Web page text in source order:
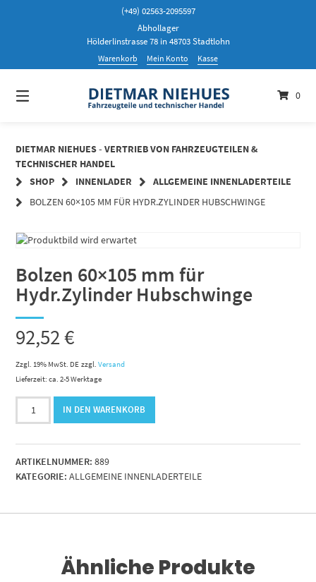
(+49) 02563-2095597
Abhollager
Hölderlinstrasse 78 in 48703 Stadtlohn
Warenkorb Mein Konto Kasse
0
DIETMAR NIEHUES - VERTRIEB VON FAHRZEUGTEILEN &
TECHNISCHER HANDEL
SHOP
INNENLADER
ALLGEMEINE INNENLADERTEILE
BOLZEN 60×105 MM FÜR HYDR.ZYLINDER HUBSCHWINGE
Bolzen 60×105 mm für
Hydr.Zylinder Hubschwinge
92,52€
Zzgl. 19% MwSt. DE zzgl.Versand
Lieferzeit: ca. 2-5 Werktage
Bolzen
60x105
für
Hydr.Zylinder
Hubschwinge
IN DEN WARENKORB
ARTIKELNUMMER: 889
KATEGORIE: ALLGEMEINE INNENLADERTEILE
Ähnliche Produkte